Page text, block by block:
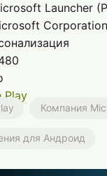
Launcher
Corporation
Play
Компания
для Андроид